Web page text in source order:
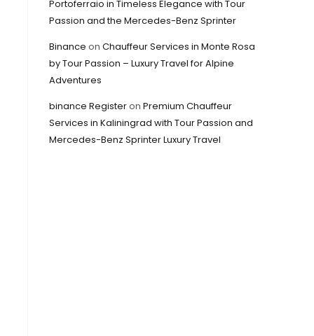
Portoferraio in Timeless Elegance with Tour
Passion and the Mercedes-Benz Sprinter
Binance on Chauffeur Services in Monte Rosa
by Tour Passion – Luxury Travel for Alpine
Adventures
binance Registeron Premium Chauffeur
Services in Kaliningrad with Tour Passion and
Mercedes-Benz Sprinter Luxury Travel